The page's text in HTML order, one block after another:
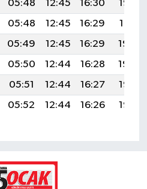
05:48 12:45 16:30
19:33
05:48 12:45 16:29
19:31
05:49 12:45 16:29
19:30
05:50 12:44 16:28
19:29
05:51 12:44 16:27
19:27
05:52 12:44 16:26 19:26